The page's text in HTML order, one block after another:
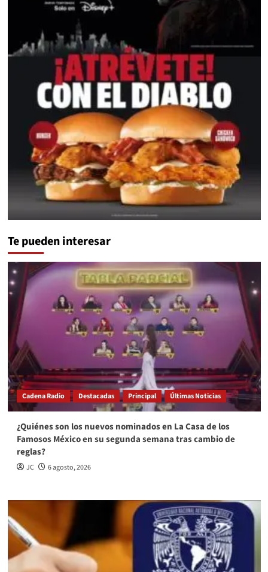
Te pueden interesar
Cadena Radio Destacadas Principal Últimas Noticias
¿Quiénes son los nuevos nominados en La Casa de los
Famosos México en su segunda semana tras cambio de
reglas?
JC 6 agosto, 2026